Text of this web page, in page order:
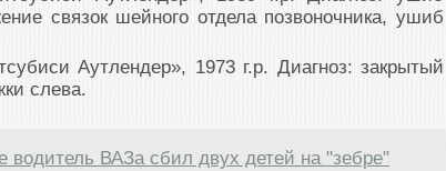
связок шейного отдела позвоночника, ушиб
Аутлендер», 1973 г.р. Диагноз: закрытый
слева.
водитель ВАЗа сбил двух детей на "зебре"